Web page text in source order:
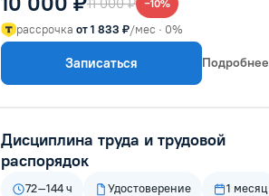
11 000 ₽ −10%
рассрочка от 1 833 ₽/мес · 0%
Записаться Подробнее
Дисциплина труда и трудовой
распорядок
72–144 ч Удостоверение 1 месяц